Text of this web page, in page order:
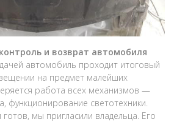
и возврат автомобиля
автомобиль проходит итоговый
на предмет малейших
работа всех механизмов —
функционирование светотехники.
готов, мы пригласили владельца. Его